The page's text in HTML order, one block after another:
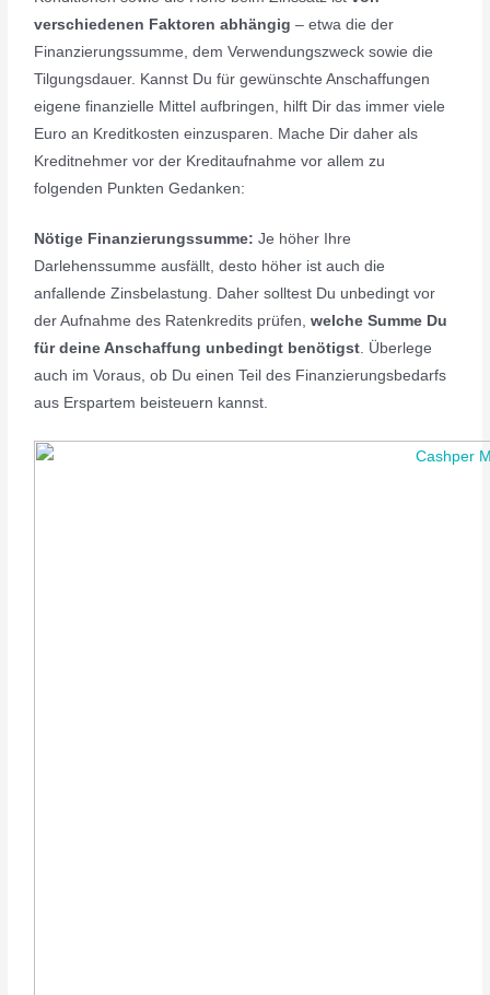
verschiedenen Faktoren abhängig – etwa die der
Finanzierungssumme, dem Verwendungszweck sowie die
Tilgungsdauer. Kannst Du für gewünschte Anschaffungen
eigene finanzielle Mittel aufbringen, hilft Dir das immer viele
Euro an Kreditkosten einzusparen. Mache Dir daher als
Kreditnehmer vor der Kreditaufnahme vor allem zu
folgenden Punkten Gedanken:
Nötige Finanzierungssumme: Je höher Ihre
Darlehenssumme ausfällt, desto höher ist auch die
anfallende Zinsbelastung. Daher solltest Du unbedingt vor
der Aufnahme des Ratenkredits prüfen,welche Summe Du
für deine Anschaffung unbedingt benötigst. Überlege
auch im Voraus, ob Du einen Teil des Finanzierungsbedarfs
aus Erspartem beisteuern kannst.